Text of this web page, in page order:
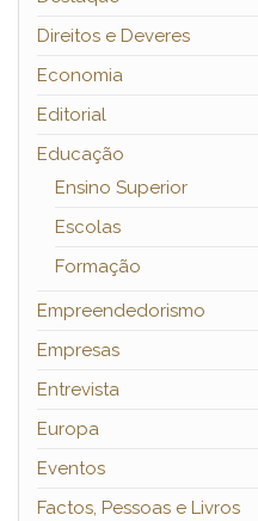
Direitos e Deveres
Economia
Editorial
Educação
Ensino Superior
Escolas
Formação
Empreendedorismo
Empresas
Entrevista
Europa
Eventos
Factos, Pessoas e Livros